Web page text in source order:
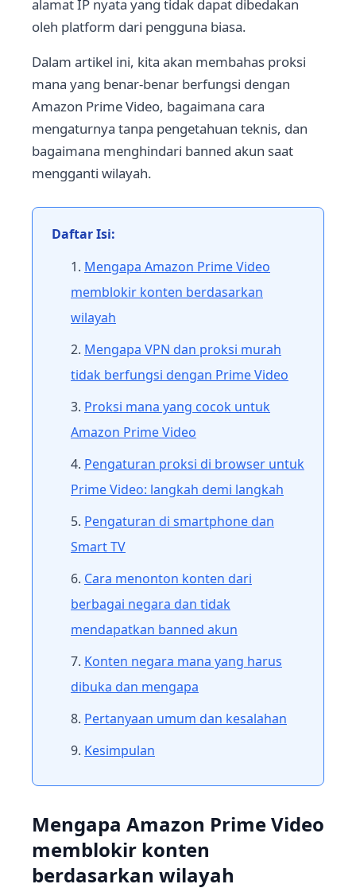
alamat IP nyata yang tidak dapat dibedakan
oleh platform dari pengguna biasa.
Dalam artikel ini, kita akan membahas proksi
mana yang benar-benar berfungsi dengan
Amazon Prime Video, bagaimana cara
mengaturnya tanpa pengetahuan teknis, dan
bagaimana menghindari banned akun saat
mengganti wilayah.
Daftar Isi:
Mengapa Amazon Prime Video
memblokir konten berdasarkan
wilayah
Mengapa VPN dan proksi murah
tidak berfungsi dengan Prime Video
Proksi mana yang cocok untuk
Amazon Prime Video
Pengaturan proksi di browser untuk
Prime Video: langkah demi langkah
Pengaturan di smartphone dan
Smart TV
Cara menonton konten dari
berbagai negara dan tidak
mendapatkan banned akun
Konten negara mana yang harus
dibuka dan mengapa
Pertanyaan umum dan kesalahan
Kesimpulan
Mengapa Amazon Prime Video
memblokir konten
berdasarkan wilayah